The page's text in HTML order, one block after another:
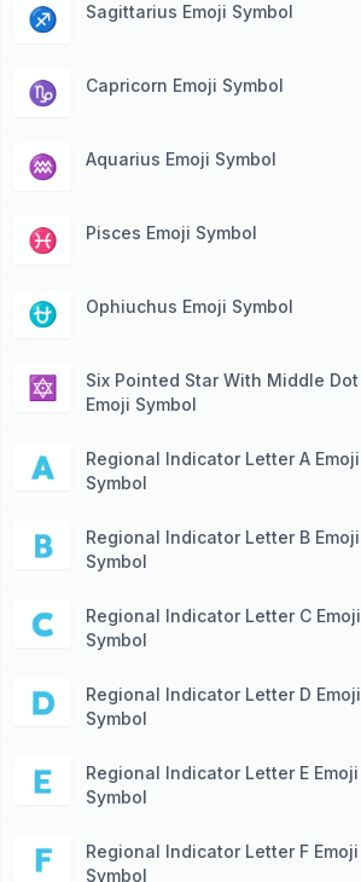
♐️ Sagittarius Emoji Symbol
♑️ Capricorn Emoji Symbol
♒️ Aquarius Emoji Symbol
♓️ Pisces Emoji Symbol
⛎ Ophiuchus Emoji Symbol
🔯
Six Pointed Star With Middle Dot
Emoji Symbol
🇦
Regional Indicator Letter A Emoji
Symbol
🇧
Regional Indicator Letter B Emoji
Symbol
🇨
Regional Indicator Letter C Emoji
Symbol
🇩
Regional Indicator Letter D Emoji
Symbol
🇪
Regional Indicator Letter E Emoji
Symbol
🇫
Regional Indicator Letter F Emoji
Symbol